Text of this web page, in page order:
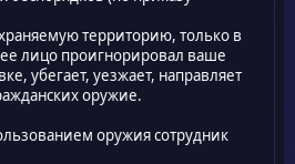
территорию, только в
лицо проигнорировал ваше
убегает, уезжает, направляет
оружие.
оружия сотрудник